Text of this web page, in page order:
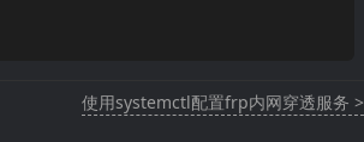
使用systemctl配置frp内网穿透服务 >